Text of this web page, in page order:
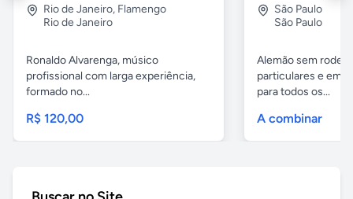
Rio de Janeiro, Flamengo
Rio de Janeiro
Ronaldo Alvarenga, músico
profissional com larga experiência,
formado no...
R$ 120,00
São Paulo
São Paulo
Alemão sem
particulares e em
para todos os...
A combinar